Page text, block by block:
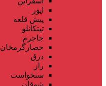
ایور
پیش قلعه
تیتکانلو
جاجرم
حصارگرمخان
درق
راز
سنخواست
شوقان